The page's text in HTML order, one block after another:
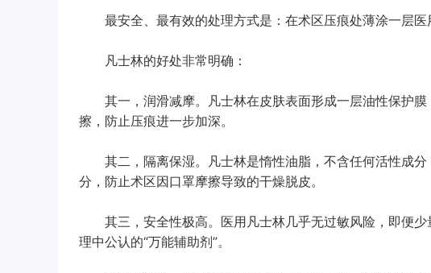
最安全、最有效的处理方式是：在术区压痕处薄涂一层医
凡士林的好处非常明确：
其一，润滑减摩。凡士林在皮肤表面形成一层油性保护膜
擦，防止压痕进一步加深。
其二，隔离保湿。凡士林是惰性油脂，不含任何活性成分
分，防止术区因口罩摩擦导致的干燥脱皮。
其三，安全性极高。医用凡士林几乎无过敏风险，即便少
理中公认的“万能辅助剂”。